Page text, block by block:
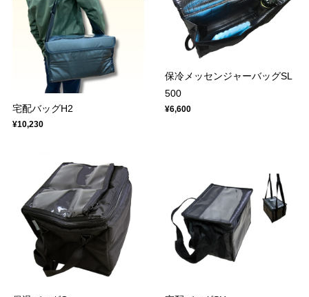
宅配バッグH2
¥10,230
保冷メッセンジャーバッグSL
500
¥6,600